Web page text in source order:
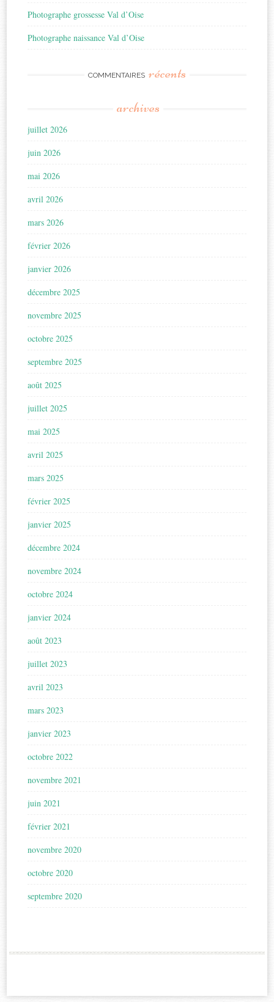
Photographe grossesse Val d’Oise
Photographe naissance Val d’Oise
COMMENTAIRES récents
archives
juillet 2026
juin 2026
mai 2026
avril 2026
mars 2026
février 2026
janvier 2026
décembre 2025
novembre 2025
octobre 2025
septembre 2025
août 2025
juillet 2025
mai 2025
avril 2025
mars 2025
février 2025
janvier 2025
décembre 2024
novembre 2024
octobre 2024
janvier 2024
août 2023
juillet 2023
avril 2023
mars 2023
janvier 2023
octobre 2022
novembre 2021
juin 2021
février 2021
novembre 2020
octobre 2020
septembre 2020